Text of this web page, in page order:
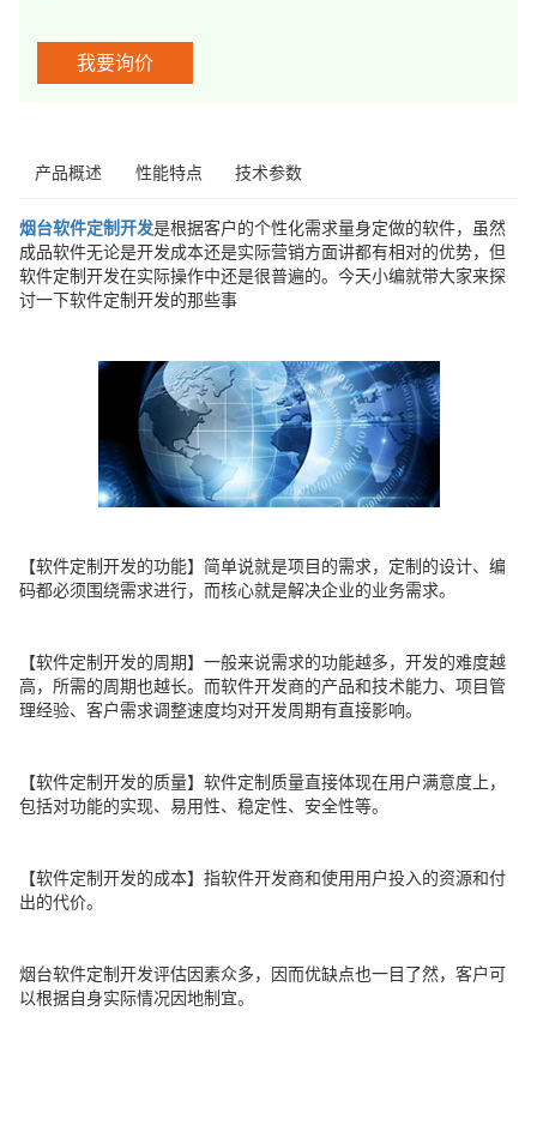
我要询价
产品概述 性能特点 技术参数
烟台软件定制开发是根据客户的个性化需求量身定做的软件，虽然
成品软件无论是开发成本还是实际营销方面讲都有相对的优势，但
软件定制开发在实际操作中还是很普遍的。今天小编就带大家来探
讨一下软件定制开发的那些事
【软件定制开发的功能】简单说就是项目的需求，定制的设计、编
码都必须围绕需求进行，而核心就是解决企业的业务需求。
【软件定制开发的周期】一般来说需求的功能越多，开发的难度越
高，所需的周期也越长。而软件开发商的产品和技术能力、项目管
理经验、客户需求调整速度均对开发周期有直接影响。
【软件定制开发的质量】软件定制质量直接体现在用户满意度上，
包括对功能的实现、易用性、稳定性、安全性等。
【软件定制开发的成本】指软件开发商和使用用户投入的资源和付
出的代价。
烟台软件定制开发评估因素众多，因而优缺点也一目了然，客户可
以根据自身实际情况因地制宜。